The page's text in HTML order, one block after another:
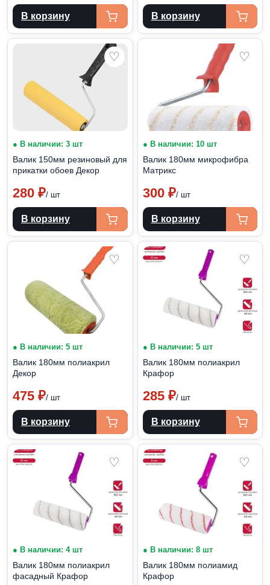
В корзину В корзину
♡
● В наличии: 3 шт
Валик 150мм резиновый для
прикатки обоев Декор
280 ₽/ шт
В корзину
♡
● В наличии: 10 шт
Валик 180мм микрофибра
Матрикс
300 ₽/ шт
В корзину
♡
● В наличии: 5 шт
Валик 180мм полиакрил
Декор
475 ₽/ шт
В корзину
♡
● В наличии: 5 шт
Валик 180мм полиакрил
Крафор
285 ₽/ шт
В корзину
♡
● В наличии: 4 шт
Валик 180мм полиакрил
фасадный Крафор
♡
● В наличии: 8 шт
Валик 180мм полиамид
Крафор